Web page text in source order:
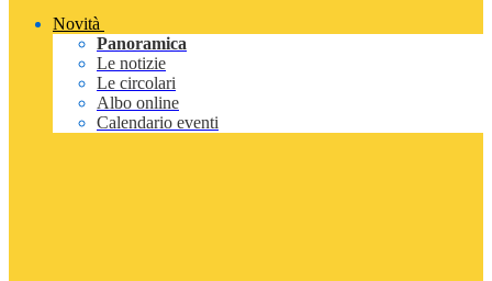
Novità
Panoramica
Le notizie
Le circolari
Albo online
Calendario eventi